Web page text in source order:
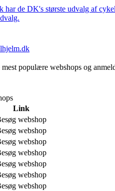
har de DK's største udvalg af
populære webshops og
Link
webshop
webshop
webshop
webshop
webshop
webshop
webshop